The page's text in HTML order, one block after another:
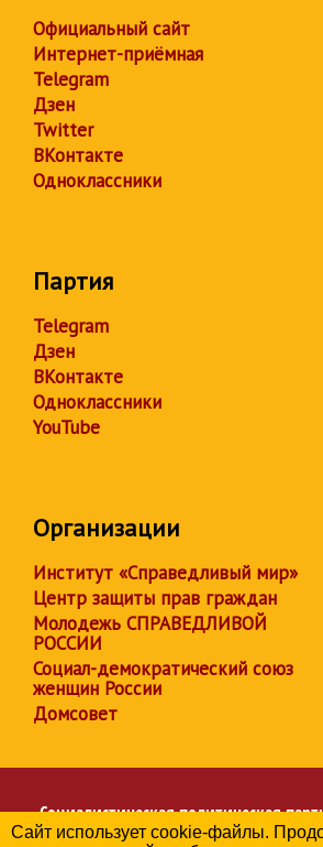
Официальный сайт
Интернет-приёмная
Telegram
Дзен
Twitter
ВКонтакте
Одноклассники
Партия
Telegram
Дзен
ВКонтакте
Одноклассники
YouTube
Организации
Институт «Справедливый мир»
Центр защиты прав граждан
Молодежь СПРАВЕДЛИВОЙ
РОССИИ
Социал-демократический союз
женщин России
Домсовет
Социалистическая политическая
РОССИЯ
Сайт использует cookie-файлы.